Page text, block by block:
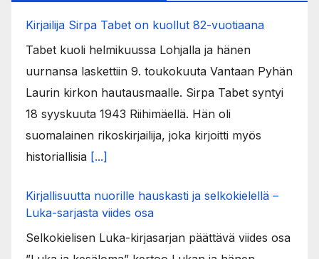
Kirjailija Sirpa Tabet on kuollut 82-vuotiaana
Tabet kuoli helmikuussa Lohjalla ja hänen
uurnansa laskettiin 9. toukokuuta Vantaan Pyhän
Laurin kirkon hautausmaalle. Sirpa Tabet syntyi
18 syyskuuta 1943 Riihimäellä. Hän oli
suomalainen rikoskirjailija, joka kirjoitti myös
historiallisia [...]
Kirjallisuutta nuorille hauskasti ja selkokielellä –
Luka-sarjasta viides osa
Selkokielisen Luka-kirjasarjan päättävä viides osa